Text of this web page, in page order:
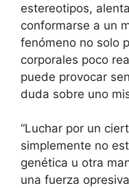
estereotipos,
conformarse a un
fenómeno no solo
corporales poco
puede provocar
duda sobre uno
“Luchar por un
simplemente no
genética u otra
una fuerza